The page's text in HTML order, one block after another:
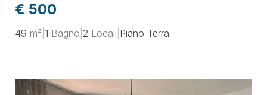
€ 500
49 m² 1 Bagno 2 Locali Piano Terra